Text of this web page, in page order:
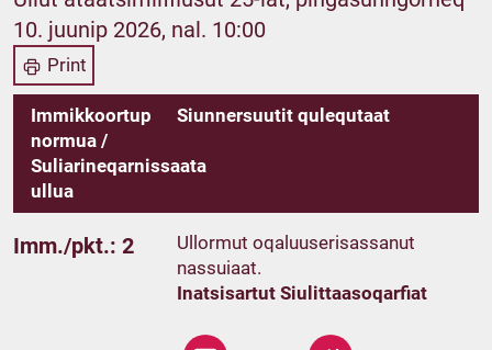
10. juunip 2026, nal. 10:00
Print
Immikkoortup
normua /
Suliarineqarnissaata
ullua
Siunnersuutit qulequtaat
Imm./pkt.: 2
Ullormut oqaluuserisassanut
nassuiaat.
Inatsisartut Siulittaasoqarfiat